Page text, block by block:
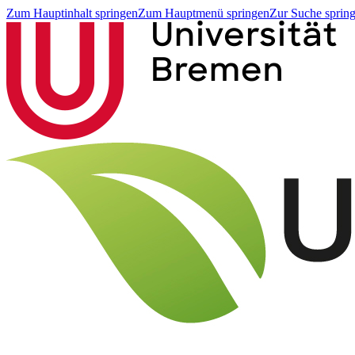
Zum Hauptinhalt springenZum Hauptmenü springenZur Suche